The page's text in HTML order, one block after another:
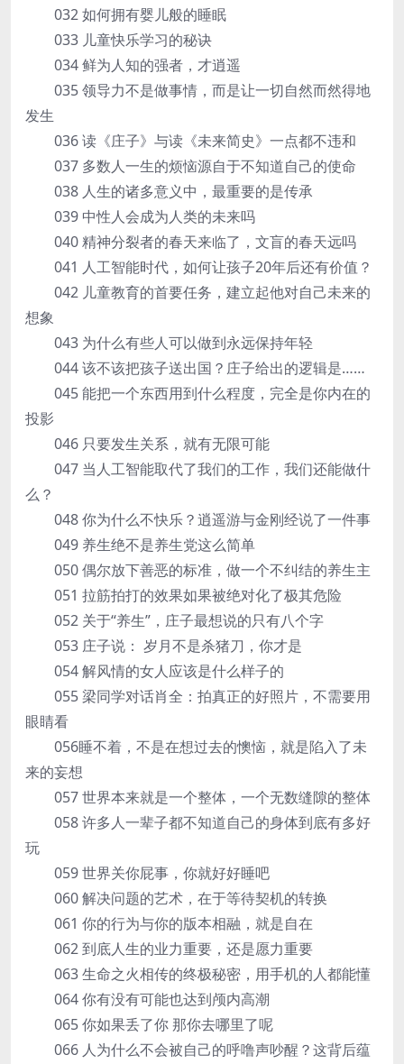
032 如何拥有婴儿般的睡眠
033 儿童快乐学习的秘诀
034 鲜为人知的强者，才逍遥
035 领导力不是做事情，而是让一切自然而然得地
发生
036 读《庄子》与读《未来简史》一点都不违和
037 多数人一生的烦恼源自于不知道自己的使命
038 人生的诸多意义中，最重要的是传承
039 中性人会成为人类的未来吗
040 精神分裂者的春天来临了，文盲的春天远吗
041 人工智能时代，如何让孩子20年后还有价值？
042 儿童教育的首要任务，建立起他对自己未来的
想象
043 为什么有些人可以做到永远保持年轻
044 该不该把孩子送出国？庄子给出的逻辑是……
045 能把一个东西用到什么程度，完全是你内在的
投影
046 只要发生关系，就有无限可能
047 当人工智能取代了我们的工作，我们还能做什
么？
048 你为什么不快乐？逍遥游与金刚经说了一件事
049 养生绝不是养生党这么简单
050 偶尔放下善恶的标准，做一个不纠结的养生主
051 拉筋拍打的效果如果被绝对化了极其危险
052 关于“养生”，庄子最想说的只有八个字
053 庄子说： 岁月不是杀猪刀，你才是
054 解风情的女人应该是什么样子的
055 梁同学对话肖全：拍真正的好照片，不需要用
眼睛看
056睡不着，不是在想过去的懊恼，就是陷入了未
来的妄想
057 世界本来就是一个整体，一个无数缝隙的整体
058 许多人一辈子都不知道自己的身体到底有多好
玩
059 世界关你屁事，你就好好睡吧
060 解决问题的艺术，在于等待契机的转换
061 你的行为与你的版本相融，就是自在
062 到底人生的业力重要，还是愿力重要
063 生命之火相传的终极秘密，用手机的人都能懂
064 你有没有可能也达到颅内高潮
065 你如果丢了你 那你去哪里了呢
066 人为什么不会被自己的呼噜声吵醒？这背后蕴